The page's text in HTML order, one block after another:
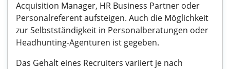
Acquisition Manager, HR Business Partner oder
Personalreferent aufsteigen. Auch die Möglichkeit
zur Selbstständigkeit in Personalberatungen oder
Headhunting-Agenturen ist gegeben.
Das Gehalt eines Recruiters variiert je nach